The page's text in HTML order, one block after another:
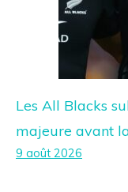
Les All Blacks
majeure avant
9 août 2026